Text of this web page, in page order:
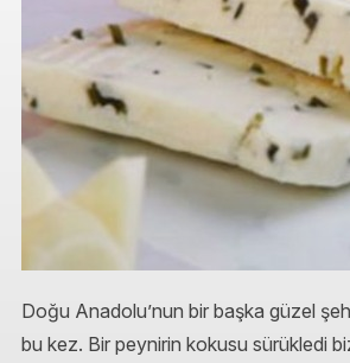
Doğu Anadolu’nun bir başka güzel
bu kez. Bir peynirin kokusu sürükledi